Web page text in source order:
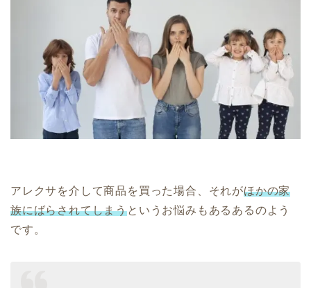
アレクサを介して商品を買った場合、それがほかの家
族にばらされてしまうというお悩みもあるあるのよう
です。